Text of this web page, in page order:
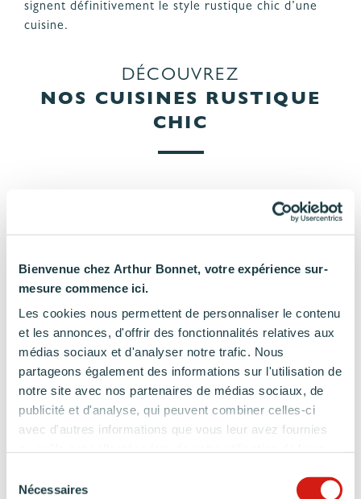
Bienvenue chez Arthur Bonnet, votre expérience sur-
mesure commence ici.
Les cookies nous permettent de personnaliser le contenu
et les annonces, d'offrir des fonctionnalités relatives aux
médias sociaux et d'analyser notre trafic. Nous
partageons également des informations sur l'utilisation de
notre site avec nos partenaires de médias sociaux, de
publicité et d'analyse, qui peuvent combiner celles-ci
avec d'autres informations que vous leur avez fournies
Nécessaires
signent définitivement le style rustique chic d’une
cuisine.
DÉCOUVREZ
NOS CUISINES RUSTIQUE
CHIC